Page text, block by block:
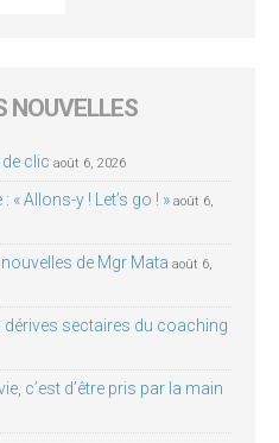
NOUVELLES
clic août 6, 2026
Allons-y ! Let’s go ! » août 6,
de Mgr Mata août 6,
dérives sectaires du coaching
c’est d’être pris par la main